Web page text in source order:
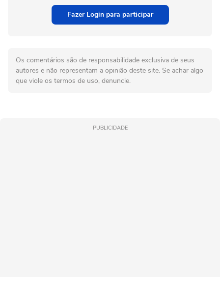
Fazer Login para participar
Os comentários são de responsabilidade exclusiva de seus
autores e não representam a opinião deste site. Se achar algo
que viole os termos de uso, denuncie.
PUBLICIDADE